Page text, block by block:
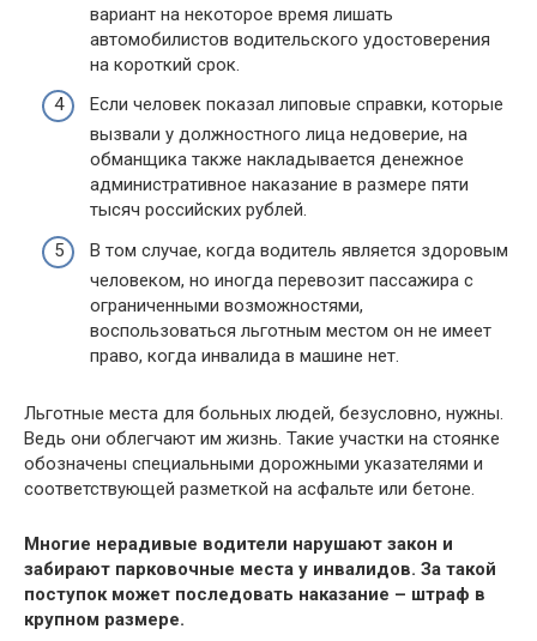
вариант на некоторое время лишать
автомобилистов водительского удостоверения
на короткий срок.
Если человек показал липовые справки, которые
вызвали у должностного лица недоверие, на
обманщика также накладывается денежное
административное наказание в размере пяти
тысяч российских рублей.
В том случае, когда водитель является здоровым
человеком, но иногда перевозит пассажира с
ограниченными возможностями,
воспользоваться льготным местом он не имеет
право, когда инвалида в машине нет.
Льготные места для больных людей, безусловно, нужны.
Ведь они облегчают им жизнь. Такие участки на стоянке
обозначены специальными дорожными указателями и
соответствующей разметкой на асфальте или бетоне.
Многие нерадивые водители нарушают закон и
забирают парковочные места у инвалидов. За такой
поступок может последовать наказание – штраф в
крупном размере.